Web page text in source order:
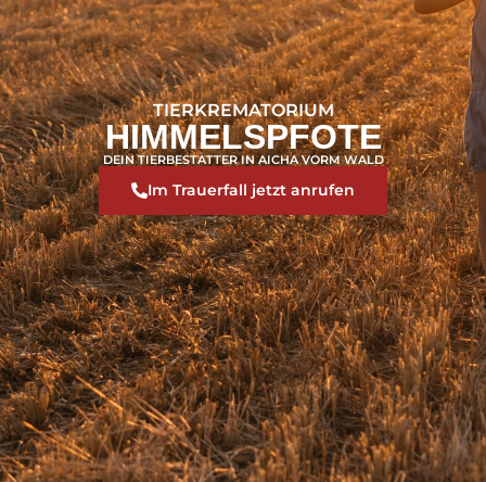
TIERKREMATORIUM
HIMMELSPFOTE
DEIN TIERBESTATTER IN AICHA VORM WALD
Im Trauerfall jetzt anrufen